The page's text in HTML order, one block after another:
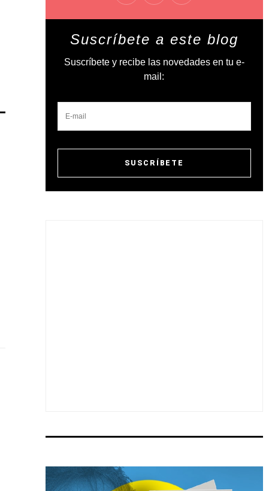
Suscríbete a este blog
Suscríbete y recibe las novedades en tu e-
mail: